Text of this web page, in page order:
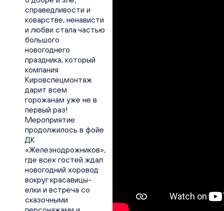
справедливости и
коварстве, ненависти
и любви стала частью
большого
новогоднего
праздника, который
компания
Кировспецмонтаж
дарит всем
горожанам уже не в
первый раз!
Мероприятие
продолжилось в фойе
ДК
«Железнодрожников»,
где всех гостей ждал
новогодний хоровод
вокруг красавицы-
елки и встреча со
сказочными